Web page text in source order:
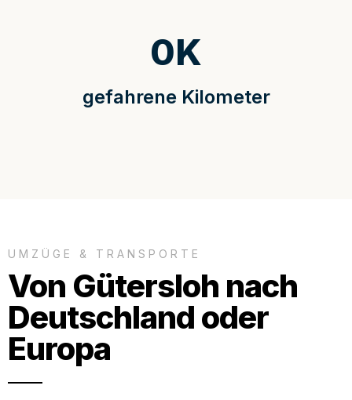
gefahrene Kilometer
0K
UMZÜGE & TRANSPORTE
Von Gütersloh nach
Deutschland oder
Europa